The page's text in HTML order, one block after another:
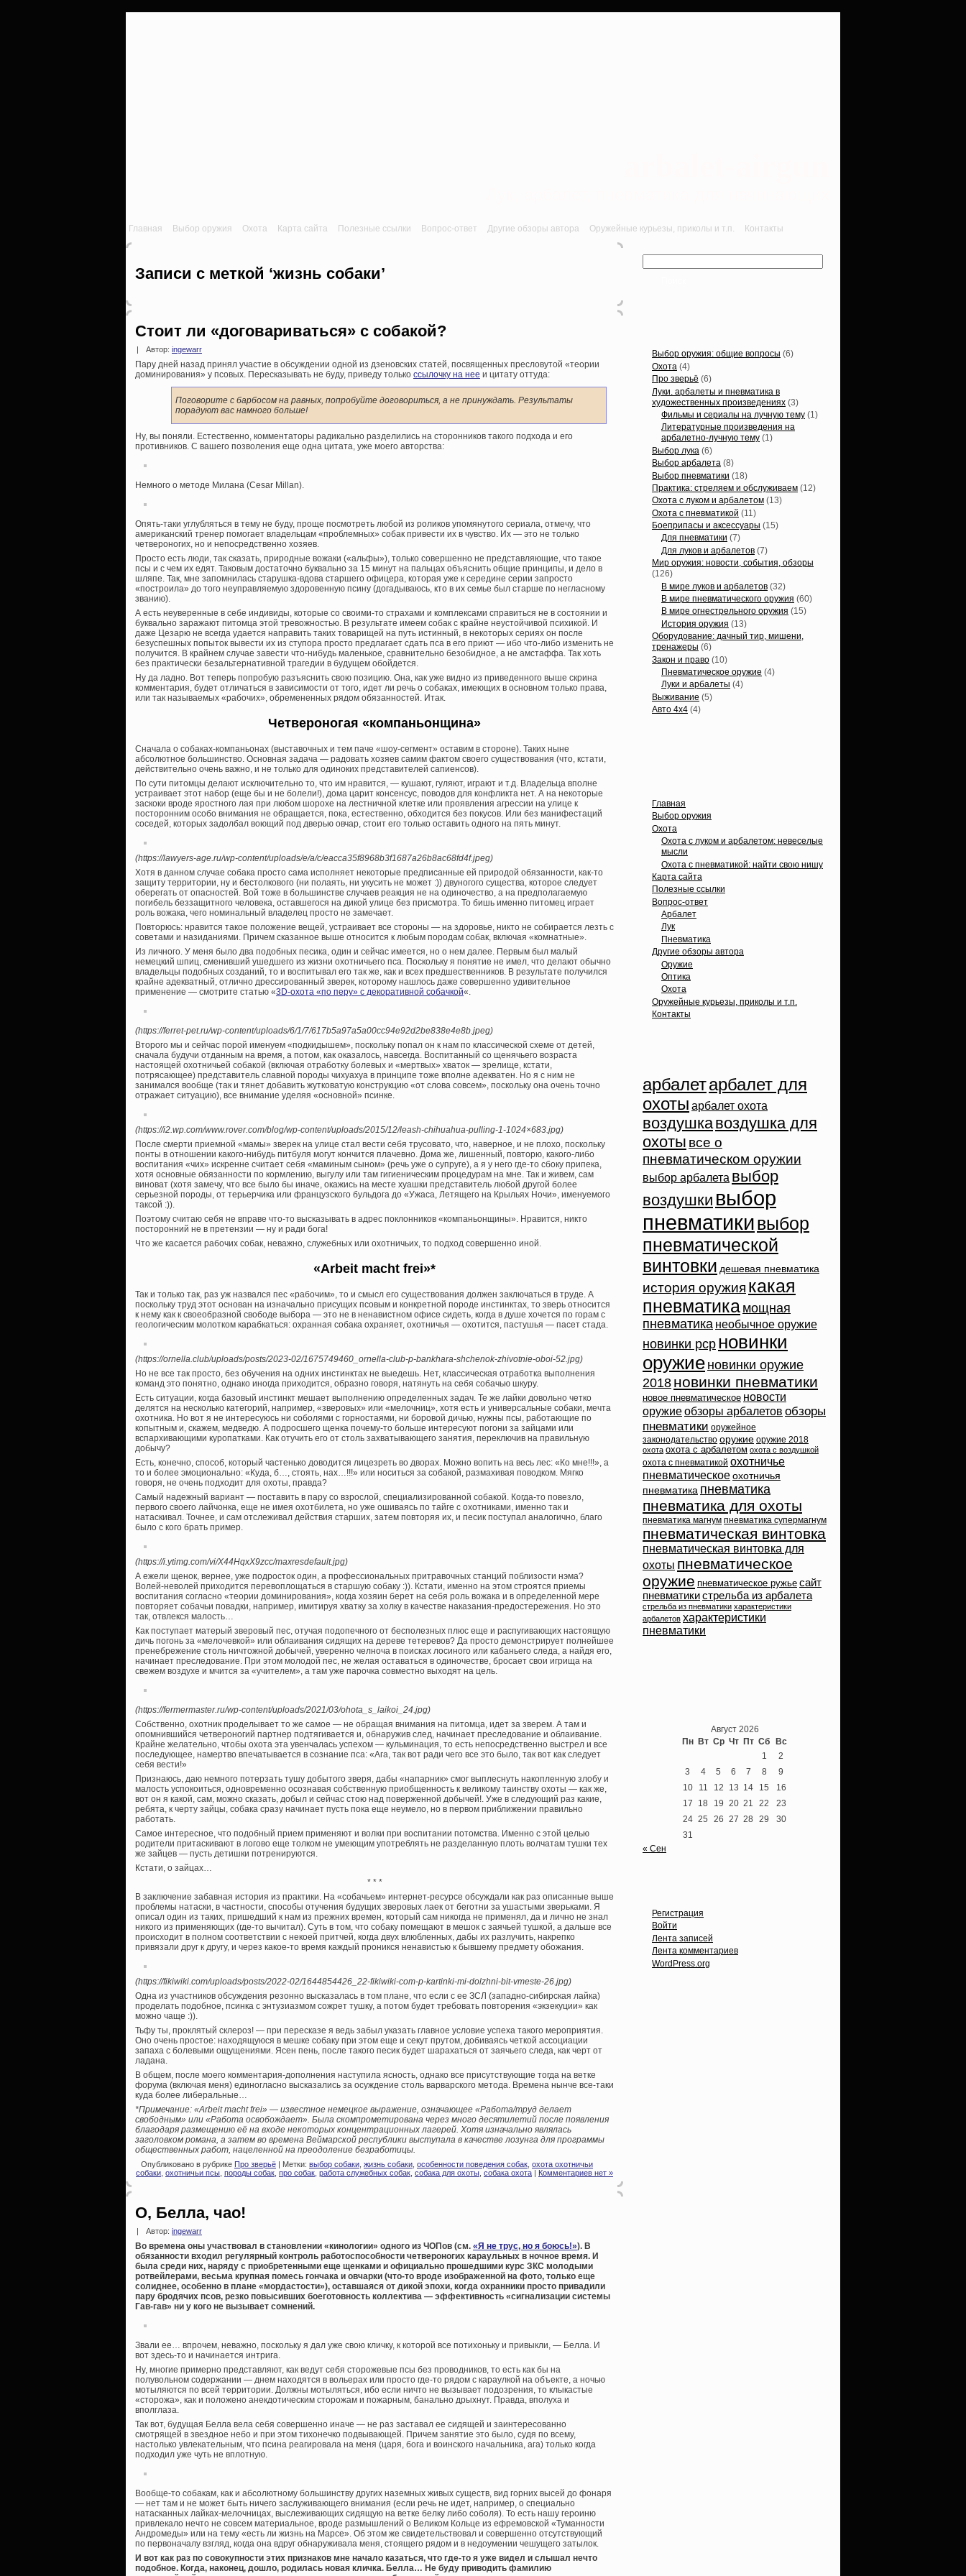
Главная Выбор оружия Охота Карта сайта Полезные ссылки Вопрос-ответ Другие обзоры автора Оружейные курьезы, приколы и т.п. Контакты
Записи с меткой ‘жизнь собаки’
Стоит ли «договариваться» с собакой?
Автор: ingewarr
Пару дней назад принял участие в обсуждении одной из дзеновских статей, посвященных пресловутой «теории
доминирования» у псовых. Пересказывать не буду, приведу только ссылочку на нее и цитату оттуда:
Поговорите с барбосом на равных, попробуйте договориться, а не принуждать. Результаты
порадуют вас намного больше!
Ну, вы поняли. Естественно, комментаторы радикально разделились на сторонников такого подхода и его
противников. С вашего позволения еще одна цитата, уже моего авторства:
Немного о методе Милана (Cesar Millan).
Опять-таки углубляться в тему не буду, проще посмотреть любой из роликов упомянутого сериала, отмечу, что
американский тренер помогает владельцам «проблемных» собак привести их в чувство. Их — это не только
четвероногих, но и непосредственно хозяев.
Просто есть люди, так сказать, природные вожаки («альфы»), только совершенно не представляющие, что такое
псы и с чем их едят. Таковым достаточно буквально за 15 минут на пальцах объяснить общие принципы, и дело в
шляпе. Так, мне запомнилась старушка-вдова старшего офицера, которая уже к середине серии запросто
«построила» до того неуправляемую здоровенную псину (догадываюсь, кто в их семье был старше по негласному
званию).
А есть неуверенные в себе индивиды, которые со своими-то страхами и комплексами справиться не в состоянии и
буквально заражают питомца этой тревожностью. В результате имеем собак с крайне неустойчивой психикой. И
даже Цезарю не всегда удается направить таких товарищей на путь истинный, в некоторых сериях он после
безуспешных попыток вывести их из ступора просто предлагает сдать пса в его приют — ибо что-либо изменить не
получится. В крайнем случае завести что-нибудь маленькое, сравнительно безобидное, а не амстаффа. Так хоть
без практически безальтернативной трагедии в будущем обойдется.
Ну да ладно. Вот теперь попробую разъяснить свою позицию. Она, как уже видно из приведенного выше скрина
комментария, будет отличаться в зависимости от того, идет ли речь о собаках, имеющих в основном только права,
или так называемых «рабочих», обремененных рядом обязанностей. Итак.
Четвероногая «компаньонщина»
Сначала о собаках-компаньонах (выставочных и тем паче «шоу-сегмент» оставим в стороне). Таких ныне
абсолютное большинство. Основная задача — радовать хозяев самим фактом своего существования (что, кстати,
действительно очень важно, и не только для одиноких представителей сапиенсов).
По сути питомцы делают исключительно то, что им нравится, — кушают, гуляют, играют и т.д. Владельца вполне
устраивает этот набор (еще бы и не болели!), дома царит консенсус, поводов для конфликта нет. А на некоторые
заскоки вроде яростного лая при любом шорохе на лестничной клетке или проявления агрессии на улице к
посторонним особо внимания не обращается, пока, естественно, обходится без покусов. Или без манифестаций
соседей, которых задолбал воющий под дверью овчар, стоит его только оставить одного на пять минут.
(https://lawyers-age.ru/wp-content/uploads/e/a/c/eacca35f8968b3f1687a26b8ac68fd4f.jpeg)
Хотя в данном случае собака просто сама исполняет некоторые предписанные ей природой обязанности, как-то
защиту территории, ну и бестолкового (ни полаять, ни укусить не может :)) двуногого существа, которое следует
оберегать от опасностей. Вой тоже в большинстве случаев реакция не на одиночество, а на предполагаемую
погибель беззащитного человека, оставшегося на дикой улице без присмотра. То бишь именно питомец играет
роль вожака, чего номинальный владелец просто не замечает.
Повторюсь: нравится такое положение вещей, устраивает все стороны — на здоровье, никто не собирается лезть с
советами и назиданиями. Причем сказанное выше относится к любым породам собак, включая «комнатные».
Из личного. У меня было два подобных песика, один и сейчас имеется, но о нем далее. Первым был малый
немецкий шпиц, сменивший ушедшего из жизни охотничьего пса. Поскольку я понятие не имел, что делают обычно
владельцы подобных созданий, то и воспитывал его так же, как и всех предшественников. В результате получился
крайне адекватный, отлично дрессированный зверек, которому нашлось даже совершенно удивительное
применение — смотрите статью «3D-охота «по перу» с декоративной собачкой«.
(https://ferret-pet.ru/wp-content/uploads/6/1/7/617b5a97a5a00cc94e92d2be838e4e8b.jpeg)
Второго мы и сейчас порой именуем «подкидышем», поскольку попал он к нам по классической схеме от детей,
сначала будучи отданным на время, а потом, как оказалось, навсегда. Воспитанный со щенячьего возраста
настоящей охотничьей собакой (включая отработку болевых и «мертвых» хваток — зрелище, кстати,
потрясающее) представитель славной породы чихуахуа в принципе тоже вполне адекватен. Но я с ним не
занимался вообще (так и тянет добавить жутковатую конструкцию «от слова совсем», поскольку она очень точно
отражает ситуацию), все внимание уделяя «основной» псинке.
(https://i2.wp.com/www.rover.com/blog/wp-content/uploads/2015/12/leash-chihuahua-pulling-1-1024×683.jpg)
После смерти приемной «мамы» зверек на улице стал вести себя трусовато, что, наверное, и не плохо, поскольку
понты в отношении какого-нибудь питбуля могут кончится плачевно. Дома же, лишенный, повторю, какого-либо
воспитания «чих» искренне считает себя «маминым сыном» (речь уже о супруге), а я у него где-то сбоку припека,
хотя основные обязанности по кормлению, выгулу или там гигиеническим процедурам на мне. Так и живем, сам
виноват (хотя замечу, что все было бы иначе, окажись на месте хуашки представитель любой другой более
серьезной породы, от терьерчика или французского бульдога до «Ужаса, Летящего на Крыльях Ночи», именуемого
таксой :)).
Поэтому считаю себя не вправе что-то высказывать в адрес поклонников «компаньонщины». Нравится, никто
посторонний не в претензии — ну и ради бога!
Что же касается рабочих собак, неважно, служебных или охотничьих, то подход совершенно иной.
«Arbeit macht frei»*
Так и только так, раз уж назвался пес «рабочим», то и смысл его существования должен заключаться в труде. А
поскольку труд этот основан на изначально присущих псовым и конкретной породе инстинктах, то зверь относится
к нему как к своеобразной свободе выбора — это не в ненавистном офисе сидеть, когда в душе хочется по горам с
геологическим молотком карабкаться: охранная собака охраняет, охотничья — охотится, пастушья — пасет стада.
(https://ornella.club/uploads/posts/2023-02/1675749460_ornella-club-p-bankhara-shchenok-zhivotnie-oboi-52.jpg)
Но не все так просто, без обучения на одних инстинктах не выедешь. Нет, классическая отработка выполнения
команд это понятно, однако иногда приходится, образно говоря, натянуть на себя собачью шкуру.
Есть ситуации, когда базовый инстинкт мешает выполнению определенных задач. Те же лайки довольно четко
делятся на несколько категорий, например, «зверовых» или «мелочниц», хотя есть и универсальные собаки, мечта
охотника. Но вот я не интересуюсь ни соболями с горностаями, ни боровой дичью, нужны псы, работающие по
копытным и, скажем, медведю. А подросшего щенка почему-то больше интересуют погони за зайцами или
вспархивающими куропатками. Как отучить его от столь захватывающего занятия, переключив на правильную
добычу?
Есть, конечно, способ, который частенько доводится лицезреть во дворах. Можно вопить на весь лес: «Ко мне!!!», а
то и более эмоционально: «Куда, б…, стоять, нах…!!!» или носиться за собакой, размахивая поводком. Мягко
говоря, не очень подходит для охоты, правда?
Самый надежный вариант — поставить в пару со взрослой, специализированной собакой. Когда-то повезло,
первого своего лайчонка, еще не имея охотбилета, но уже ошиваясь по тайге с охотниками, именно так и
натаскивал. Точнее, и сам отслеживал действия старших, затем повторяя их, и песик поступал аналогично, благо
было с кого брать пример.
(https://i.ytimg.com/vi/X44HqxX9zcc/maxresdefault.jpg)
А ежели щенок, вернее, уже подросток один, а профессиональных притравочных станций поблизости нэма?
Волей-неволей приходится перевоплощаться в старшую собаку :)). Кстати, именно на этом строятся приемы
воспитания согласно «теории доминирования», когда хозяин берет на себя роль вожака и в определенной мере
повторяет собачьи повадки, например, имитируя хватку за холку в качестве наказания-предостережения. Но это
так, отвлекся малость…
Как поступает матерый зверовый пес, отучая подопечного от бесполезных плюс еще и распугивающих настоящую
дичь погонь за «мелочевкой» или облаивания сидящих на дереве тетеревов? Да просто демонстрирует полнейшее
пренебрежение столь ничтожной добычей, уверенно челноча в поисках лосиного или кабаньего следа, а найдя его,
начинает преследование. При этом молодой пес, не желая оставаться в одиночестве, бросает свои игрища на
свежем воздухе и мчится за «учителем», а там уже парочка совместно выходят на цель.
(https://fermermaster.ru/wp-content/uploads/2021/03/ohota_s_laikoi_24.jpg)
Собственно, охотник проделывает то же самое — не обращая внимания на питомца, идет за зверем. А там и
опомнившийся четвероногий партнер подтягивается и, обнаружив след, начинает преследование и облаивание.
Крайне желательно, чтобы охота эта увенчалась успехом — кульминация, то есть непосредственно выстрел и все
последующее, намертво впечатывается в сознание пса: «Ага, так вот ради чего все это было, так вот как следует
себя вести!»
Признаюсь, даю немного потерзать тушу добытого зверя, дабы «напарник» смог выплеснуть накопленную злобу и
малость успокоиться, одновременно осознавая собственную приобщенность к великому таинству охоты — как же,
вот он я какой, сам, можно сказать, добыл и сейчас стою над поверженной добычей!. Уже в следующий раз какие,
ребята, к черту зайцы, собака сразу начинает пусть пока еще неумело, но в первом приближении правильно
работать.
Самое интересное, что подобный прием применяют и волки при воспитании потомства. Именно с этой целью
родители притаскивают в логово еще толком не умеющим употреблять не разделанную плоть волчатам тушки тех
же зайцев — пусть детишки потренируются.
Кстати, о зайцах…
* * *
В заключение забавная история из практики. На «собачьем» интернет-ресурсе обсуждали как раз описанные выше
проблемы натаски, в частности, способы отучения будущих зверовых лаек от беготни за ушастыми зверьками. Я
описал один из таких, пришедший к нам из прежних времен, который сам никогда не применял, да и лично не знал
никого из применяющих (где-то вычитал). Суть в том, что собаку помещают в мешок с заячьей тушкой, а дальше все
происходит в полном соответствии с некоей притчей, когда двух влюбленных, дабы их разлучить, накрепко
привязали друг к другу, и через какое-то время каждый проникся ненавистью к бывшему предмету обожания.
(https://fikiwiki.com/uploads/posts/2022-02/1644854426_22-fikiwiki-com-p-kartinki-mi-dolzhni-bit-vmeste-26.jpg)
Одна из участников обсуждения резонно высказалась в том плане, что если с ее ЗСЛ (западно-сибирская лайка)
проделать подобное, псинка с энтузиазмом сожрет тушку, а потом будет требовать повторения «экзекуции» как
можно чаще :)).
Тьфу ты, проклятый склероз! — при пересказе я ведь забыл указать главное условие успеха такого мероприятия.
Оно очень простое: находящуюся в мешке собаку при этом еще и секут прутом, добиваясь четкой ассоциации
запаха с болевыми ощущениями. Ясен пень, после такого песик будет шарахаться от заячьего следа, как черт от
ладана.
В общем, после моего комментария-дополнения наступила ясность, однако все присутствующие тогда на ветке
форума (включая меня) единогласно высказались за осуждение столь варварского метода. Времена нынче все-таки
куда более либеральные…
*Примечание: «Arbeit macht frei» — известное немецкое выражение, означающее «Работа/труд делает
свободным» или «Работа освобождает». Была скомпрометирована через много десятилетий после появления
благодаря размещению её на входе некоторых концентрационных лагерей. Хотя изначально являлась
заголовком романа, а затем во времена Веймарской республики выступала в качестве лозунга для программы
общественных работ, нацеленной на преодоление безработицы.
Опубликовано в рубрике Про зверьё | Метки: выбор собаки жизнь собаки особенности поведения собак охота охотничьи
собаки охотничьи псы породы собак про собак работа служебных собак собака для охоты собака охота Комментариев нет »
О, Белла, чао!
| Автор: ingewarr
Во времена оны участвовал в становлении «кинологии» одного из ЧОПов (см. «Я не трус, но я боюсь!»). В
обязанности входил регулярный контроль работоспособности четвероногих караульных в ночное время. И
была среди них, наряду с приобретенными еще щенками и официально прошедшими курс ЗКС молодыми
ротвейлерами, весьма крупная помесь гончака и овчарки (что-то вроде изображенной на фото, только еще
солиднее, особенно в плане «мордастости»), оставшаяся от дикой эпохи, когда охранники просто привадили
пару бродячих псов, резко повысивших боеготовность коллектива — эффективность «сигнализации системы
Гав-гав» ни у кого не вызывает сомнений.
Звали ее… впрочем, неважно, поскольку я дал уже свою кличку, к которой все потихоньку и привыкли, — Белла. И
вот здесь-то и начинается интрига.
Ну, многие примерно представляют, как ведут себя сторожевые псы без проводников, то есть как бы на
полувольном содержании — днем находятся в вольерах или просто где-то рядом с караулкой на объекте, а ночью
мотыляются по всей территории. Должны мотыляться, ибо если ничто не вызывает подозрения, то клыкастые
«сторожа», как и положено анекдотическим сторожам и пожарным, банально дрыхнут. Правда, вполуха и
вполглаза.
Так вот, будущая Белла вела себя совершенно иначе — не раз заставал ее сидящей и заинтересованно
смотрящей в звездное небо и при этом тихонечко подвывающей. Причем занятие это было, судя по всему,
настолько увлекательным, что псина реагировала на меня (царя, бога и воинского начальника, ага) только когда
подходил уже чуть не вплотную.
Вообще-то собакам, как и абсолютному большинству других наземных живых существ, вид горних высей до фонаря
— нет там и не может быть ничего заслуживающего внимания (если речь не идет, например, о специально
натасканных лайках-мелочницах, выслеживающих сидящую на ветке белку либо соболя). То есть нашу героиню
привлекало нечто не совсем материальное, вроде размышлений о Великом Кольце из ефремовской «Туманности
Андромеды» или на тему «есть ли жизнь на Марсе». Об этом же свидетельствовал и совершенно отсутствующий
по первоначалу взгляд, когда она вдруг обнаруживала меня, стоящего рядом и в недоумении чешущего затылок.
И вот как раз по совокупности этих признаков мне начало казаться, что где-то я уже видел и слышал нечто
подобное. Когда, наконец, дошло, родилась новая кличка. Белла… Не буду приводить фамилию
Выбор оружия: общие вопросы (6)
Охота (4)
Про зверьё (6)
Луки. арбалеты и пневматика в
художественных произведениях (3)
Фильмы и сериалы на лучную тему (1)
Литературные произведения на
арбалетно-лучную тему (1)
Выбор лука (6)
Выбор арбалета (8)
Выбор пневматики (18)
Практика: стреляем и обслуживаем (12)
Охота с луком и арбалетом (13)
Охота с пневматикой (11)
Боеприпасы и аксессуары (15)
Для пневматики (7)
Для луков и арбалетов (7)
Мир оружия: новости, события, обзоры
(126)
В мире луков и арбалетов (32)
В мире пневматического оружия (60)
В мире огнестрельного оружия (15)
История оружия (13)
Оборудование: дачный тир, мишени,
тренажеры (6)
Закон и право (10)
Пневматическое оружие (4)
Луки и арбалеты (4)
Выживание (5)
Авто 4х4 (4)
Главная
Выбор оружия
Охота
Охота с луком и арбалетом: невеселые
мысли
Охота с пневматикой: найти свою нишу
Карта сайта
Полезные ссылки
Вопрос-ответ
Арбалет
Лук
Пневматика
Другие обзоры автора
Оружие
Оптика
Охота
Оружейные курьезы, приколы и т.п.
Контакты
арбалетарбалет для
охоты арбалет охота
воздушкавоздушка для
охоты все о
пневматическом оружии
выбор арбалета выбор
воздушки выбор
пневматикивыбор
пневматической
винтовки дешевая пневматика
история оружия какая
пневматика мощная
пневматика необычное оружие
новинки pcp новинки
оружие новинки оружие
2018 новинки пневматики
новое пневматическое новости
оружиеобзоры арбалетов обзоры
пневматики оружейное
законодательство оружие оружие 2018
охота охота с арбалетом охота с воздушкой
охота с пневматикой охотничье
пневматическое охотничья
пневматика пневматика
пневматика для охоты
пневматика магнум пневматика супермагнум
пневматическая винтовка
пневматическая винтовка для
охоты пневматическое
оружие пневматическое ружье сайт
пневматикистрельба из арбалета
стрельба из пневматики характеристики
арбалетов характеристики
пневматики
Август 2026
Пн Вт Ср Чт Пт Сб Вс
1
2
3
4 5 6 7 8
9
10
11 12 13 14 15
16
17
18 19 20 21 22
23
24 25 26 27 28 29
30
31
« Сен
Регистрация
Войти
Лента записей
Лента комментариев
WordPress.org